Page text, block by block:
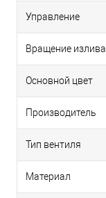
Управление
Вращение излива
Основной цвет
Производитель
Тип вентиля
Материал